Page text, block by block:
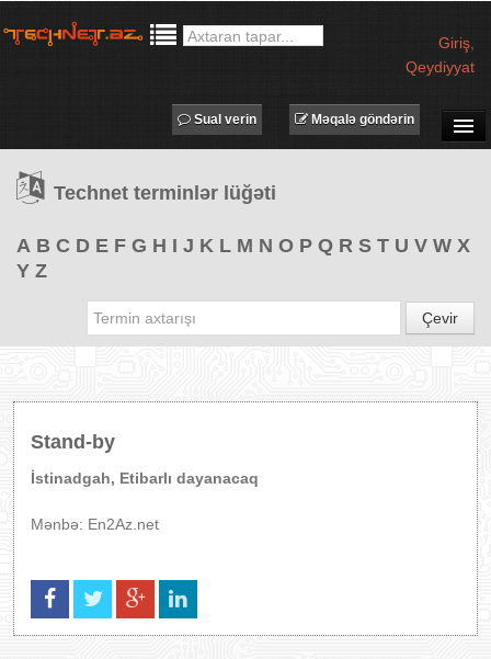
Giriş
Qeydiyyat
TƏDBİRLƏR
PROQRAMLAR
Məqalə göndərin
Sual verin
Technet terminlər lüğəti
A B C D E F G H I J K L M N O P Q R S T U V W X
Y Z
Çevir
Stand-by
İstinadgah, Etibarlı dayanacaq
Mənbə: En2Az.net